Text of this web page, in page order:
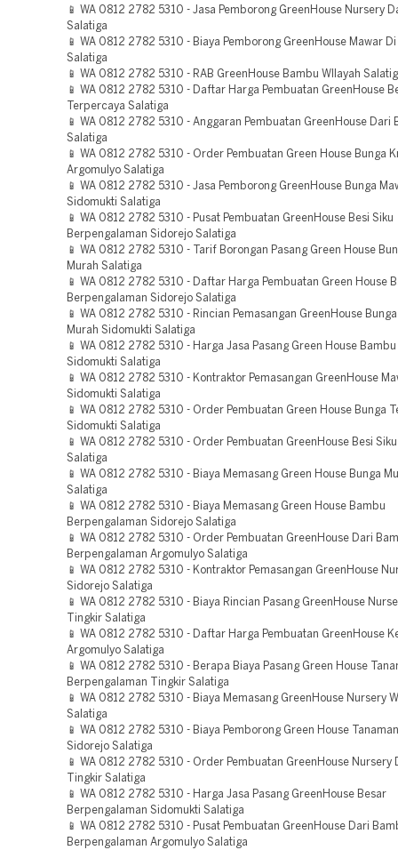
📱 WA 0812 2782 5310 - Jasa Pemborong GreenHouse Nursery
Salatiga
📱 WA 0812 2782 5310 - Biaya Pemborong GreenHouse Mawar
Salatiga
📱 WA 0812 2782 5310 - RAB GreenHouse Bambu WIlayah
📱 WA 0812 2782 5310 - Daftar Harga Pembuatan GreenHouse
Terpercaya Salatiga
📱 WA 0812 2782 5310 - Anggaran Pembuatan GreenHouse Dari
Salatiga
📱 WA 0812 2782 5310 - Order Pembuatan Green House Bunga
Argomulyo Salatiga
📱 WA 0812 2782 5310 - Jasa Pemborong GreenHouse Bunga
Sidomukti Salatiga
📱 WA 0812 2782 5310 - Pusat Pembuatan GreenHouse Besi Siku
Berpengalaman Sidorejo Salatiga
📱 WA 0812 2782 5310 - Tarif Borongan Pasang Green House
Murah Salatiga
📱 WA 0812 2782 5310 - Daftar Harga Pembuatan Green House
Berpengalaman Sidorejo Salatiga
📱 WA 0812 2782 5310 - Rincian Pemasangan GreenHouse
Murah Sidomukti Salatiga
📱 WA 0812 2782 5310 - Harga Jasa Pasang Green House
Sidomukti Salatiga
📱 WA 0812 2782 5310 - Kontraktor Pemasangan GreenHouse
Sidomukti Salatiga
📱 WA 0812 2782 5310 - Order Pembuatan Green House Bunga
Sidomukti Salatiga
📱 WA 0812 2782 5310 - Order Pembuatan GreenHouse Besi
Salatiga
📱 WA 0812 2782 5310 - Biaya Memasang Green House Bunga
Salatiga
📱 WA 0812 2782 5310 - Biaya Memasang Green House Bambu
Berpengalaman Sidorejo Salatiga
📱 WA 0812 2782 5310 - Order Pembuatan GreenHouse Dari
Berpengalaman Argomulyo Salatiga
📱 WA 0812 2782 5310 - Kontraktor Pemasangan GreenHouse
Sidorejo Salatiga
📱 WA 0812 2782 5310 - Biaya Rincian Pasang GreenHouse
Tingkir Salatiga
📱 WA 0812 2782 5310 - Daftar Harga Pembuatan GreenHouse
Argomulyo Salatiga
📱 WA 0812 2782 5310 - Berapa Biaya Pasang Green House
Berpengalaman Tingkir Salatiga
📱 WA 0812 2782 5310 - Biaya Memasang GreenHouse Nursery
Salatiga
📱 WA 0812 2782 5310 - Biaya Pemborong Green House
Sidorejo Salatiga
📱 WA 0812 2782 5310 - Order Pembuatan GreenHouse Nursery
Tingkir Salatiga
📱 WA 0812 2782 5310 - Harga Jasa Pasang GreenHouse Besar
Berpengalaman Sidomukti Salatiga
📱 WA 0812 2782 5310 - Pusat Pembuatan GreenHouse Dari
Berpengalaman Argomulyo Salatiga